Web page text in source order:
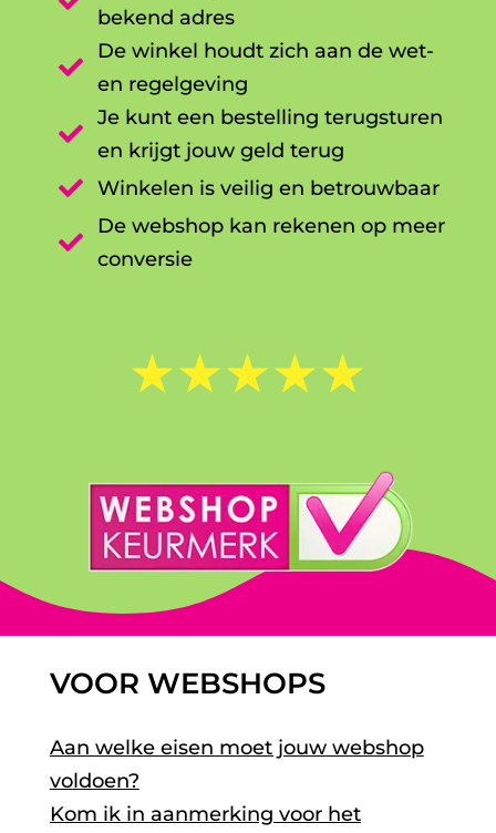
bekend adres

De winkel houdt zich aan de wet-
en regelgeving

Je kunt een bestelling terugsturen
en krijgt jouw geld terug

Winkelen is veilig en betrouwbaar

De webshop kan rekenen op meer
conversie
☆☆☆☆☆
VOOR WEBSHOPS
Aan welke eisen moet jouw webshop
voldoen?
Kom ik in aanmerking voor het